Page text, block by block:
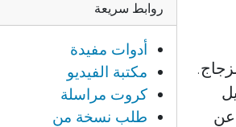
عن
روابط سريعة
أدوات مفيدة
مكتبة الفيديو
كروت مراسلة
طلب نسخة من